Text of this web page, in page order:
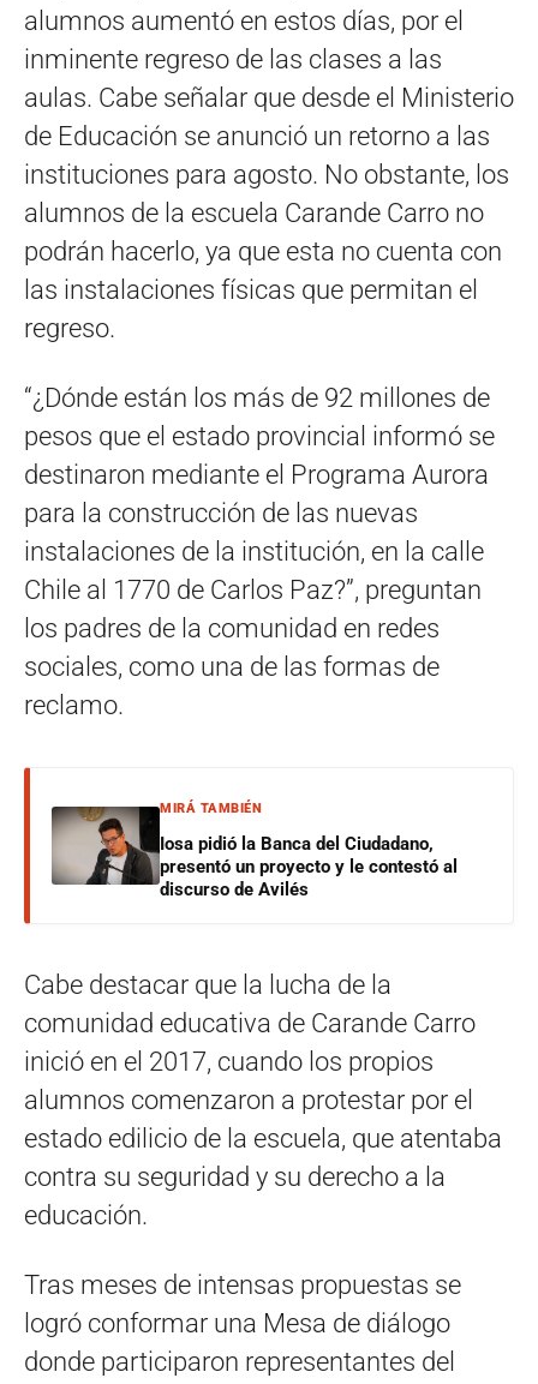
alumnos aumentó en estos días, por el
inminente regreso de las clases a las
aulas. Cabe señalar que desde el Ministerio
de Educación se anunció un retorno a las
instituciones para agosto. No obstante, los
alumnos de la escuela Carande Carro no
podrán hacerlo, ya que esta no cuenta con
las instalaciones físicas que permitan el
regreso.
“¿Dónde están los más de 92 millones de
pesos que el estado provincial informó se
destinaron mediante el Programa Aurora
para la construcción de las nuevas
instalaciones de la institución, en la calle
Chile al 1770 de Carlos Paz?”, preguntan
los padres de la comunidad en redes
sociales, como una de las formas de
reclamo.
MIRÁ TAMBIÉN
Iosa pidió la Banca del Ciudadano,
presentó un proyecto y le contestó al
discurso de Avilés
Cabe destacar que la lucha de la
comunidad educativa de Carande Carro
inició en el 2017, cuando los propios
alumnos comenzaron a protestar por el
estado edilicio de la escuela, que atentaba
contra su seguridad y su derecho a la
educación.
Tras meses de intensas propuestas se
logró conformar una Mesa de diálogo
donde participaron representantes del